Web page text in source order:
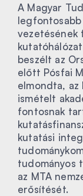
A Magyar
vezetésének
beszélt az
előtt Pósfai
elmondta, az
ismételt
fontosnak
kutatási
tudományos
az MTA
erősítését.